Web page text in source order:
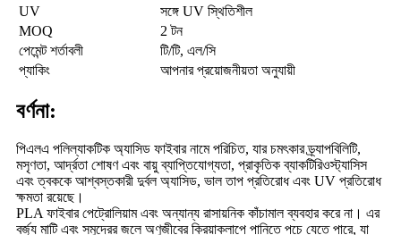
UV
সঙ্গে UV স্থিতিশীল
MOQ
2 টন
পেমেন্ট শর্তাবলী
টি/টি, এল/সি
প্যাকিং
আপনার প্রয়োজনীয়তা অনুযায়ী
বর্ণনা:
পিএলএ পলিল্যাকটিক অ্যাসিড ফাইবার নামে পরিচিত, যার চমৎকার ড্র্যাপবিলিটি,
মসৃণতা, আর্দ্রতা শোষণ এবং বায়ু ব্যাপ্তিযোগ্যতা, প্রাকৃতিক ব্যাকটিরিওস্ট্যাসিস
এবং ত্বককে আশ্বস্তকারী দুর্বল অ্যাসিড, ভাল তাপ প্রতিরোধ এবং UV প্রতিরোধ
ক্ষমতা রয়েছে।
PLA ফাইবার পেট্রোলিয়াম এবং অন্যান্য রাসায়নিক কাঁচামাল ব্যবহার করে না। এর
বর্জ্য মাটি এবং সমুদ্রের জলে অণুজীবের ক্রিয়াকলাপে পানিতে পচে যেতে পারে, যা